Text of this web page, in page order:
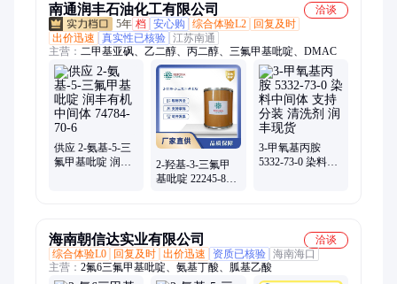
南通润丰石油化工有限公司
洽谈
5年 档 安心购 综合体验L2
回复及时
出价迅速
真实性已核验 江苏南通
主营： 二甲基亚砜、乙二醇、丙二醇、三氟甲基吡啶、DMAC
供应 2-氨基-5-三
氟甲基吡啶 润丰
2-羟基-3-三氟甲
基吡啶 22245-83-6
3-甲氧基丙胺
5332-73-0 染料中
海南朝信达实业有限公司
洽谈
综合体验L0
回复及时 出价迅速 资质已核验 海南海口
主营： 2氟6三氟甲基吡啶、氨基丁酸、胍基乙酸